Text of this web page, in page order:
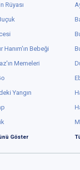
Rüyası
Hanım'ın Bebeği
Memeleri
Yangın
Göster